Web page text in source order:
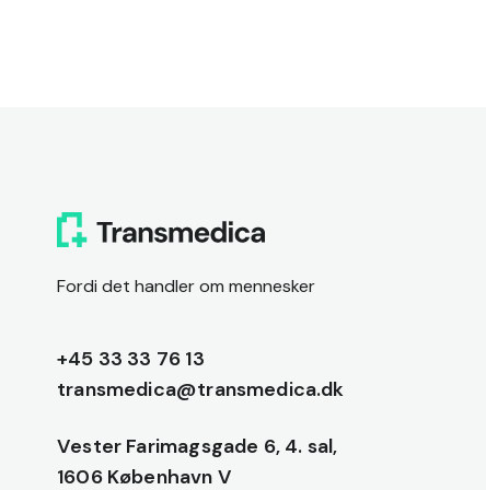
Fordi det handler om mennesker
+45 33 33 76 13
transmedica@transmedica.dk
Vester Farimagsgade 6, 4. sal,
1606 København V